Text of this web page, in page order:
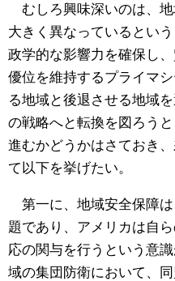
むしろ興味深いのは、
大きく異なっているとい
政学的な影響力を確保し
優位を維持するプライマ
る地域と後退させる地域
の戦略へと転換を図ろう
進むかどうかはさておき
て以下を挙げたい。
第一に、地域安全保障
題であり、アメリカは自
応の関与を行うという意
域の集団防衛において、